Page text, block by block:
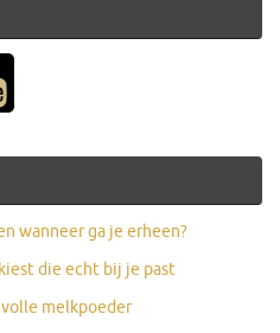
wanneer ga je erheen?
die echt bij je past
melkpoeder